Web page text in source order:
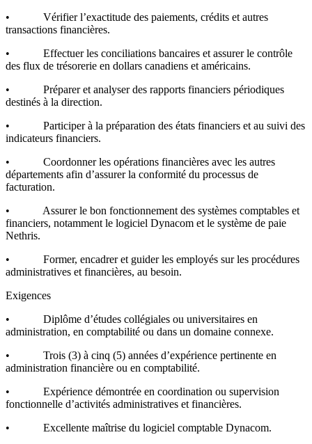
• Vérifier l’exactitude des paiements, crédits et autres
transactions financières.
• Effectuer les conciliations bancaires et assurer le contrôle
des flux de trésorerie en dollars canadiens et américains.
• Préparer et analyser des rapports financiers périodiques
destinés à la direction.
• Participer à la préparation des états financiers et au suivi des
indicateurs financiers.
• Coordonner les opérations financières avec les autres
départements afin d’assurer la conformité du processus de
facturation.
• Assurer le bon fonctionnement des systèmes comptables et
financiers, notamment le logiciel Dynacom et le système de paie
Nethris.
• Former, encadrer et guider les employés sur les procédures
administratives et financières, au besoin.
Exigences
• Diplôme d’études collégiales ou universitaires en
administration, en comptabilité ou dans un domaine connexe.
• Trois (3) à cinq (5) années d’expérience pertinente en
administration financière ou en comptabilité.
• Expérience démontrée en coordination ou supervision
fonctionnelle d’activités administratives et financières.
• Excellente maîtrise du logiciel comptable Dynacom.